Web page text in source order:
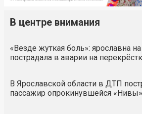
В центре внимания
«Везде жуткая боль»: ярославна
пострадала в аварии на
В Ярославской области в ДТП
пассажир опрокинувшейся «Нивы»